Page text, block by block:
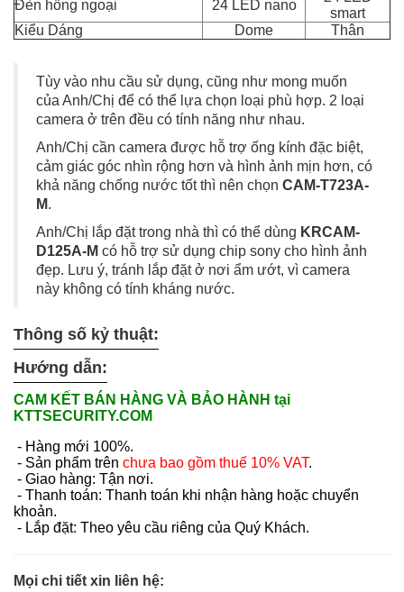
Đèn hồng ngoại 24 LED nano
smart
Kiểu Dáng
Dome Thân
Tùy vào nhu cầu sử dụng, cũng như mong muốn
của Anh/Chị để có thể lựa chọn loại phù hợp. 2 loại
camera ở trên đều có tính năng như nhau.
Anh/Chị cần camera được hỗ trợ ống kính đặc biệt,
cảm giác góc nhìn rộng hơn và hình ảnh mịn hơn, có
khả năng chống nước tốt thì nên chọn CAM-T723A-
M.
Anh/Chị lắp đặt trong nhà thì có thể dùng KRCAM-
D125A-M có hỗ trợ sử dụng chip sony cho hình ảnh
đẹp. Lưu ý, tránh lắp đặt ở nơi ẩm ướt, vì camera
này không có tính kháng nước.
Thông số kỷ thuật:
Hướng dẫn:
CAM KẾT BÁN HÀNG VÀ BẢO HÀNH tại
KTTSECURITY.COM
- Hàng mới 100%.
- Sản phẩm trên chưa bao gồm thuế 10% VAT.
- Giao hàng: Tận nơi.
- Thanh toán: Thanh toán khi nhận hàng hoặc chuyển
khoản.
- Lắp đặt: Theo yêu cầu riêng của Quý Khách.
Mọi chi tiết xin liên hệ: